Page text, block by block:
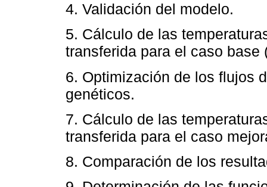
4. Validación del modelo.
5. Cálculo de las
transferida para el caso base
6. Optimización de los flujos
genéticos.
7. Cálculo de las
transferida para el caso
8. Comparación de los